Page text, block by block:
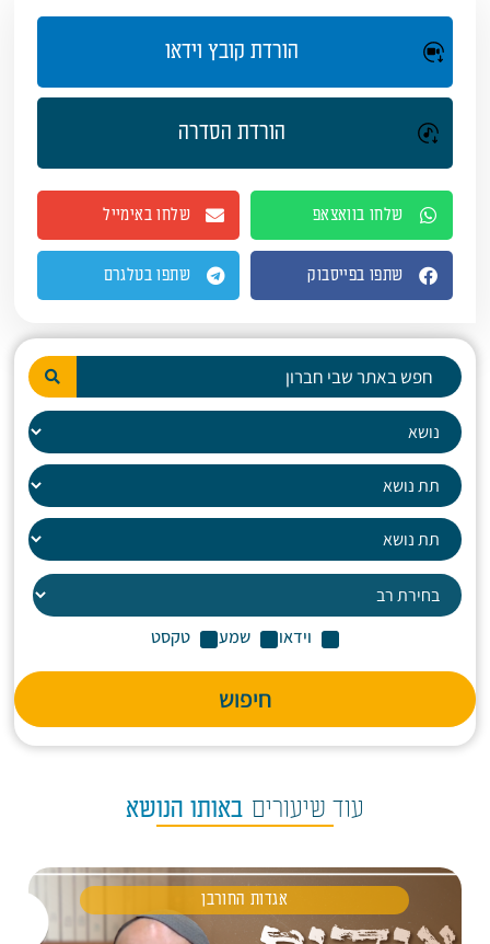
הורדת קובץ וידאו
הורדת הסדרה
שלחו בוואצאפ שלחו באימייל
שתפו בפייסבוק שתפו בטלגרם
וידאו שמע טקסט
חיפוש
עוד שיעורים באותו הנושא
אגדות החורבן